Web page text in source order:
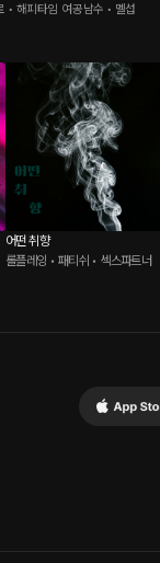
• 해피타임 여공남수 • 멜섭
어떤 취향
롤플레잉 • 패티쉬 • 섹스파트너